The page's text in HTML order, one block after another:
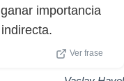
importancia
Ver frase